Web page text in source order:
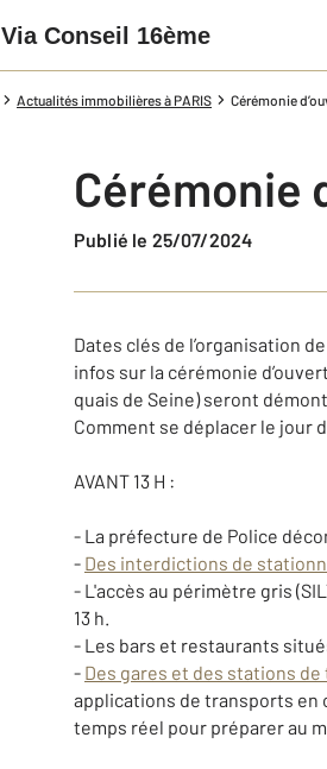
Via Conseil 16ème
Actualités immobilières à PARIS Cérémonie
Cérémonie
Publié le 25/07/2024
Dates clés de l’organisation
infos sur la cérémonie
quais de Seine) seront
Comment se déplacer le jour
AVANT 13 H :
- La préfecture de Police
- Des interdictions de
- L'accès au périmètre gris
13 h.
- Les bars et restaurants
- Des gares et des stations
applications de transports en
temps réel pour préparer au